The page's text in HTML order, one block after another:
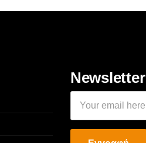
Newsletter